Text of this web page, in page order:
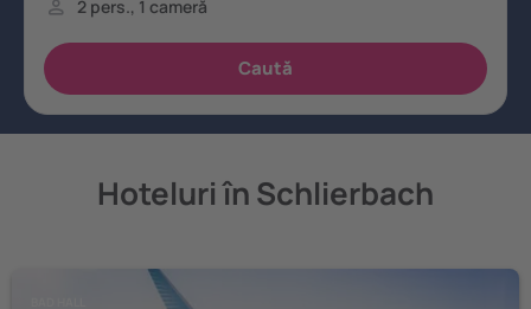
Hoteluri în Schlierbach